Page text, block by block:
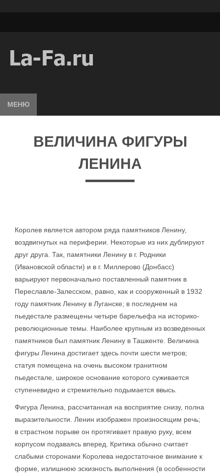
МЕНЮ
ВЕЛИЧИНА ФИГУРЫ
ЛЕНИНА
Королев является автором ряда памятников Ленину,
воздвигнутых на периферии. Некоторые из них дублируют
друг друга. Так, памятники Ленину в г. Родники
(Ивановской области) и в г. Миллерово (Донбасс)
варьируют первоначально поставленный памятник в
Переславле-Залесском, равно, как и сооруженный в 1932
году памятник Ленину в Луганске; в последнем на
пьедестале размещены четыре барельефа на историко-
революционные темы. Наиболее крупным из возведенных
памятников был памятник Ленину в Ташкенте. Величина
фигуры Ленина достигает здесь почти шести метров;
статуя помещена на очень высоком гранитном
пьедестале, широкое основание которого суживается
ступеневидно и стремительно подымается ввысь.
Фигура Ленина, рассчитанная на восприятие снизу, полна
выразительности. Ленин изображен произносящим речь;
в страстном порыве он протягивает правую руку, всем
корпусом подаваясь вперед. Критика обычно считает
слабыми сторонами Королева недостаточное внимание к
форме, излишнюю эскизность выполнения (в особенности